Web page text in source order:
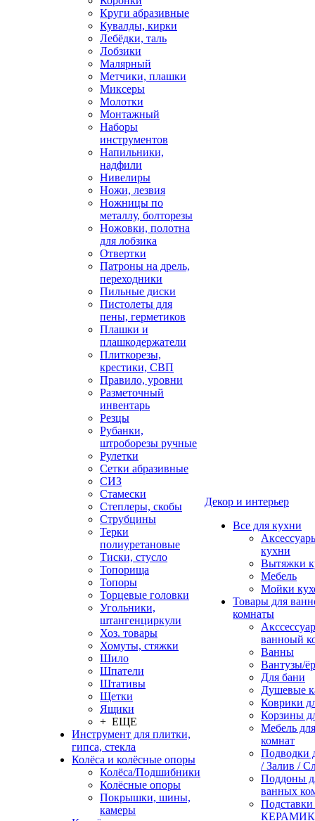
Круги абразивные
Кувалды, кирки
Лебёдки, таль
Лобзики
Малярный
Метчики, плашки
Миксеры
Молотки
Монтажный
Наборы
инструментов
Напильники,
надфили
Нивелиры
Ножи, лезвия
Ножницы по
металлу, болторезы
Ножовки, полотна
для лобзика
Отвертки
Патроны на дрель,
переходники
Пильные диски
Пистолеты для
пены, герметиков
Плашки и
плашкодержатели
Плиткорезы,
крестики, СВП
Правило, уровни
Разметочный
инвентарь
Резцы
Рубанки,
штроборезы ручные
Рулетки
Сетки абразивные
СИЗ
Стамески
Степлеры, скобы
Струбцины
Терки
полиуретановые
Тиски, стусло
Топорища
Топоры
Торцевые головки
Угольники,
штангенциркули
Хоз. товары
Хомуты, стяжки
Шило
Шпатели
Штативы
Щетки
Ящики
+ ЕЩЕ
Инструмент для плитки,
гипса, стекла
Колёса и колёсные опоры
Колёса/Подшибники
Колёсные опоры
Покрышки, шины,
камеры
Декор и интерьер
Все для кухни
кухни
Вытяжки
Мебель
Мойки
Товары для
комнаты
ванноый
Ванны
Вантузы/
Для бани
Душевые
Коврики
Корзины
Мебель
комнат
Подводки
/ Залив /
Поддоны
ванных